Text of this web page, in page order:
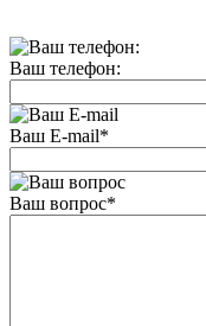
Ваш телефон:
Ваш E-mail*
Ваш вопрос*